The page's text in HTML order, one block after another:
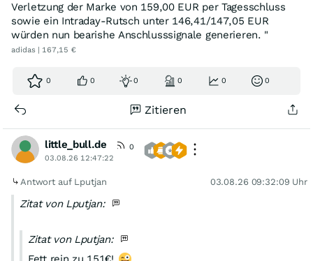
Verletzung der Marke von 159,00 EUR per Tagesschluss
sowie ein Intraday-Rutsch unter 146,41/147,05 EUR
würden nun bearishe Anschlusssignale generieren. "
adidas | 167,15 €
0 0 0 0 0 0
Zitieren
little_bull.de
0
03.08.26 12:47:22
Antwort auf Lputjan 03.08.26 09:32:09 Uhr
Zitat von Lputjan:
Zitat von Lputjan: